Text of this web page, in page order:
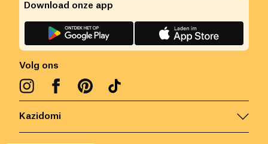
Kazidomi
Volg ons
Download onze app